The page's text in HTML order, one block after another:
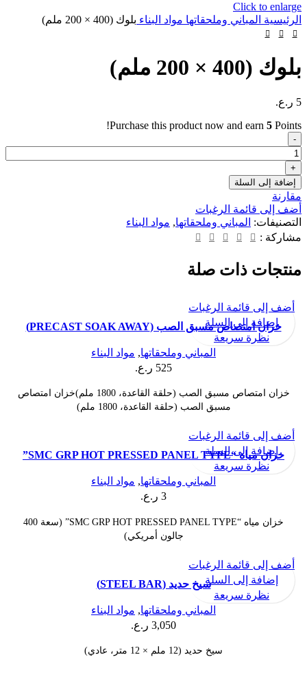
Click to enlarge
الرئيسية المباني وملحقاتها مواد البناء بلوك (400 × 200 ملم)
بلوك (400 × 200 ملم)
5 ر.ع.
Purchase this product now and earn 5 Points!
كمية
بلوك
(400
×
200
ملم)
إضافة إلى السلة
مقارنة
أضف إلى قائمة الرغبات
التصنيفات: المباني وملحقاتها, مواد البناء
مشاركة :
منتجات ذات صلة
خزان امتصاص مسبق الصب (PRECAST SOAK AWAY)
المباني وملحقاتها, مواد البناء
525 ر.ع.
خزان امتصاص مسبق الصب (حلقة القاعدة، 1800 ملم)خزان امتصاص
مسبق الصب (حلقة القاعدة، 1800 ملم)
أضف إلى قائمة الرغبات
إضافة إلى السلة
نظرة سريعة
خزان مياه “SMC GRP HOT PRESSED PANEL TYPE”
المباني وملحقاتها, مواد البناء
3 ر.ع.
خزان مياه “SMC GRP HOT PRESSED PANEL TYPE” (سعة 400
جالون أمريكي)
أضف إلى قائمة الرغبات
إضافة إلى السلة
نظرة سريعة
سيخ حديد (STEEL BAR)
المباني وملحقاتها, مواد البناء
3,050 ر.ع.
سيخ حديد (12 ملم × 12 متر، عادي)
أضف إلى قائمة الرغبات
إضافة إلى السلة
نظرة سريعة